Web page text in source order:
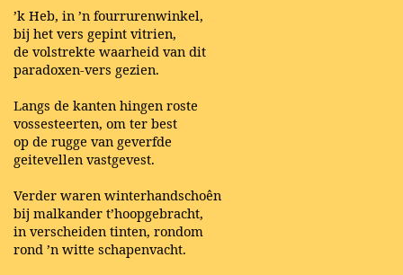
’k Heb, in ’n fourrurenwinkel,
bij het vers gepint vitrien,
de volstrekte waarheid van dit
paradoxen-vers gezien.
Langs de kanten hingen roste
vossesteerten, om ter best
op de rugge van geverfde
geitevellen vastgevest.
Verder waren winterhandschoên
bij malkander t’hoopgebracht,
in verscheiden tinten, rondom
rond ’n witte schapenvacht.